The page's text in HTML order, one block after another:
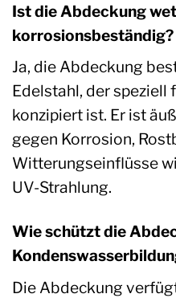
Ist die Abdeckung
korrosionsbeständig?
Ja, die Abdeckung
Edelstahl, der speziell
konzipiert ist. Er ist
gegen Korrosion,
Witterungseinflüsse
UV-Strahlung.
Wie schützt die
Die Abdeckung